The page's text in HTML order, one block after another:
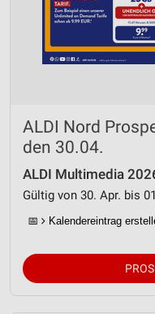
ALDI Nord
den 30.04.
ALDI Multimedia
Gültig von 30. Apr. bis
📅 Kalendereintrag